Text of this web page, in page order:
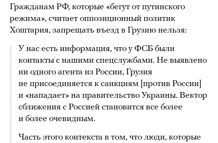
Гражданам РФ, которые «бегут от путинского
режима», считает оппозиционный политик
Хоштария, запрещать въезд в Грузию нельзя:
У нас есть информация, что у ФСБ были
контакты с нашими спецслужбами. Не выявлено
ни одного агента из России, Грузия
не присоединяется к санкциям [против России]
и «нападает» на правительство Украины. Вектор
сближения с Россией становится все более
и более очевидным.
Часть этого контекста в том, что люди, которые